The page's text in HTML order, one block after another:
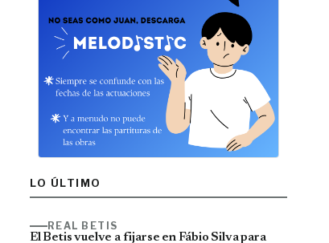
LO ÚLTIMO
REAL BETIS
El Betis vuelve a fijarse en Fábio Silva para